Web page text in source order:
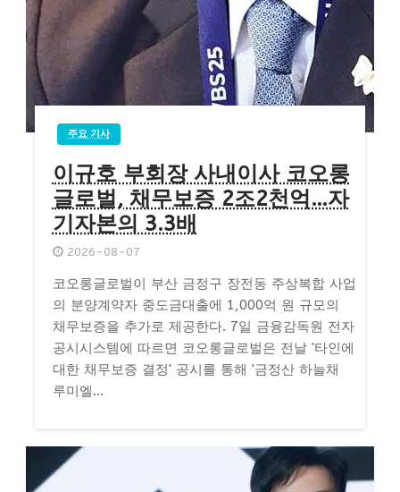
주요 기사
이규호 부회장 사내이사 코오롱
글로벌, 채무보증 2조2천억…자
기자본의 3.3배
2026-08-07
코오롱글로벌이 부산 금정구 장전동 주상복합 사업
의 분양계약자 중도금대출에 1,000억 원 규모의
채무보증을 추가로 제공한다. 7일 금융감독원 전자
공시시스템에 따르면 코오롱글로벌은 전날 '타인에
대한 채무보증 결정' 공시를 통해 '금정산 하늘채
루미엘...